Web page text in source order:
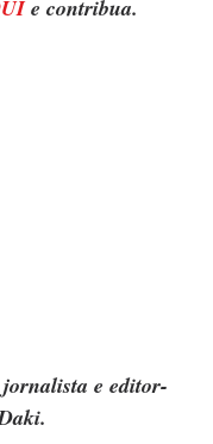
e contribua.
e editor-